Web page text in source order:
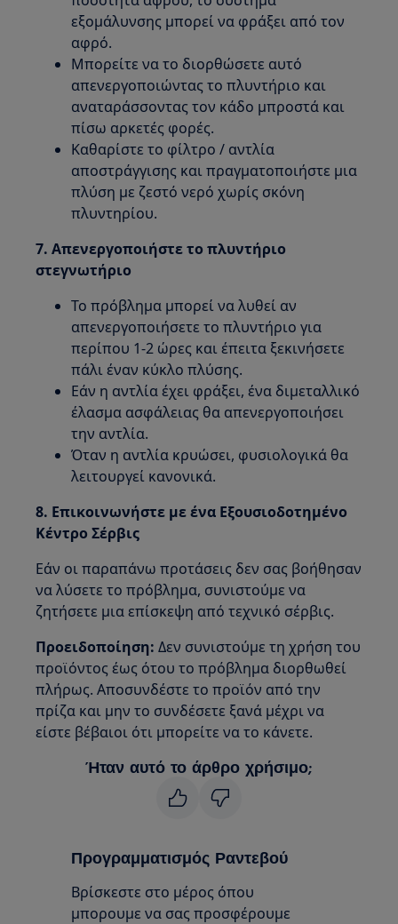
εξομάλυνσης μπορεί να φράξει από τον
αφρό.
Μπορείτε να το διορθώσετε αυτό
απενεργοποιώντας το πλυντήριο και
αναταράσσοντας τον κάδο μπροστά και
πίσω αρκετές φορές.
Καθαρίστε το φίλτρο / αντλία
αποστράγγισης και πραγματοποιήστε μια
πλύση με ζεστό νερό χωρίς σκόνη
πλυντηρίου.
7. Απενεργοποιήστε το πλυντήριο
στεγνωτήριο
Το πρόβλημα μπορεί να λυθεί αν
απενεργοποιήσετε το πλυντήριο για
περίπου 1-2 ώρες και έπειτα ξεκινήσετε
πάλι έναν κύκλο πλύσης.
Εάν η αντλία έχει φράξει, ένα διμεταλλικό
έλασμα ασφάλειας θα απενεργοποιήσει
την αντλία.
Όταν η αντλία κρυώσει, φυσιολογικά θα
λειτουργεί κανονικά.
8. Επικοινωνήστε με ένα Εξουσιοδοτημένο
Κέντρο Σέρβις
Εάν οι παραπάνω προτάσεις δεν σας βοήθησαν
να λύσετε το πρόβλημα, συνιστούμε να
ζητήσετε μια επίσκεψη από τεχνικό σέρβις.
Προειδοποίηση: Δεν συνιστούμε τη χρήση του
προϊόντος έως ότου το πρόβλημα διορθωθεί
πλήρως. Αποσυνδέστε το προϊόν από την
πρίζα και μην το συνδέσετε ξανά μέχρι να
είστε βέβαιοι ότι μπορείτε να το κάνετε.
Ήταν αυτό το άρθρο χρήσιμο;
Προγραμματισμός Ραντεβού
Βρίσκεστε στο μέρος όπου
μπορουμε να σας προσφέρουμε